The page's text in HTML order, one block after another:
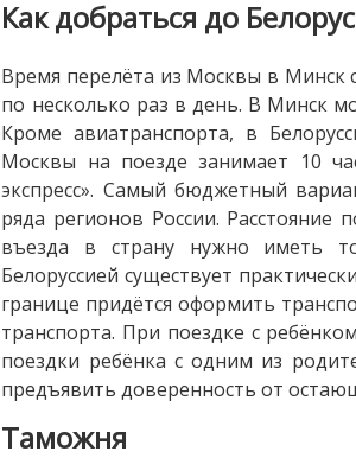
Как добраться до
Время перелёта из Москвы в Минск
по несколько раз в день. В Минск
Кроме авиатранспорта, в
Москвы на поезде занимает 10
экспресс». Самый бюджетный
ряда регионов России.
въезда в страну нужно иметь
Белоруссией существует
границе придётся оформить
транспорта. При поездке с
поездки ребёнка с одним из
предъявить доверенность от
Таможня